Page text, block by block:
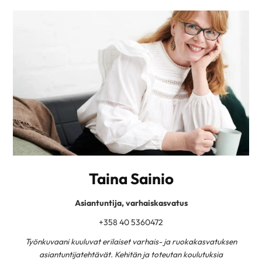
Taina Sainio
Asiantuntija, varhaiskasvatus
+358 40 5360472
Työnkuvaani kuuluvat erilaiset varhais- ja ruokakasvatuksen
asiantuntijatehtävät. Kehitän ja toteutan koulutuksia